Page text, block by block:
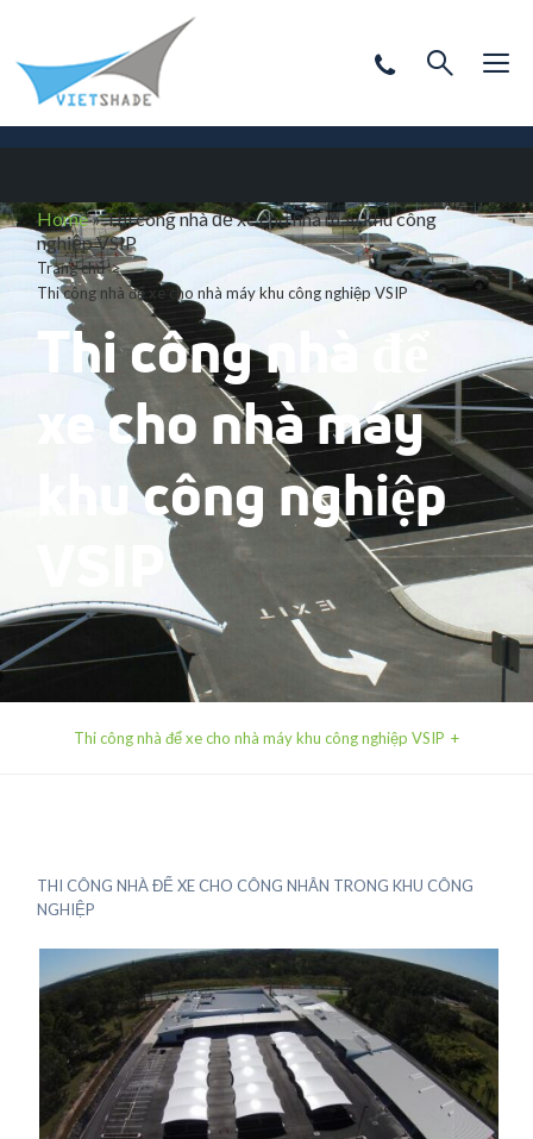
Home»Thi công nhà để xe cho nhà máy khu công
nghiệp VSIP
Trang chủ
Thi công nhà để xe cho nhà máy khu công nghiệp VSIP
Thi công nhà để
xe cho nhà máy
khu công nghiệp
Thi công nhà để xe cho nhà máy khu công nghiệp VSIP
THI CÔNG NHÀ ĐỂ XE CHO CÔNG NHÂN TRONG KHU CÔNG
NGHIỆP